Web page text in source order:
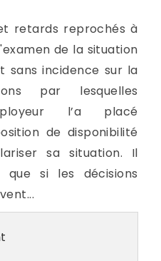
retards reprochés à
de la situation
sans incidence sur la
par lesquelles
l’a placé
de disponibilité
sa situation. Il
si les décisions